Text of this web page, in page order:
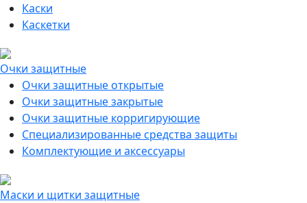
Каски
Каскетки
Очки защитные
Очки защитные открытые
Очки защитные закрытые
Очки защитные корригирующие
Специализированные средства защиты
Комплектующие и аксессуары
Маски и щитки защитные